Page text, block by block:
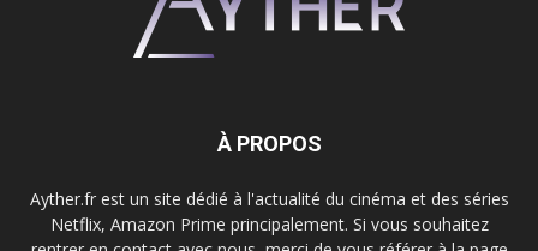
À PROPOS
Ayther.fr est un site dédié à l'actualité du cinéma et des séries
Netflix, Amazon Prime principalement. Si vous souhaitez